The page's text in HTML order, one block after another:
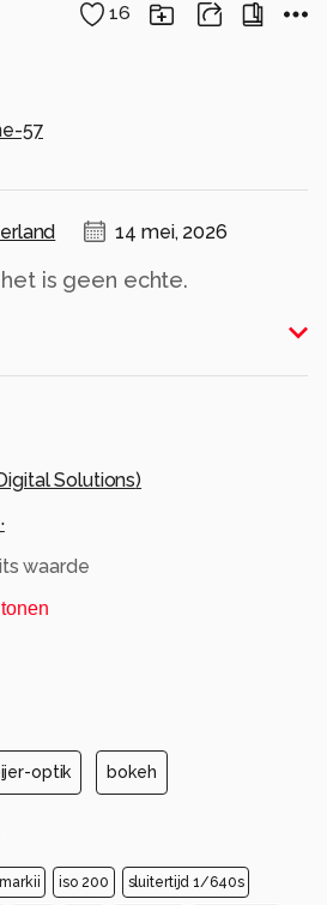
16
57
14 mei, 2026
is geen echte.
Solutions)
waarde
optik bokeh
iso 200 sluitertijd 1/640s